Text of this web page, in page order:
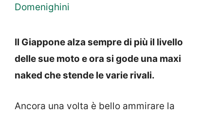
Domenighini
Il Giappone alza sempre di più il livello
delle sue moto e ora si gode una maxi
naked che stende le varie rivali.
Ancora una volta è bello ammirare la